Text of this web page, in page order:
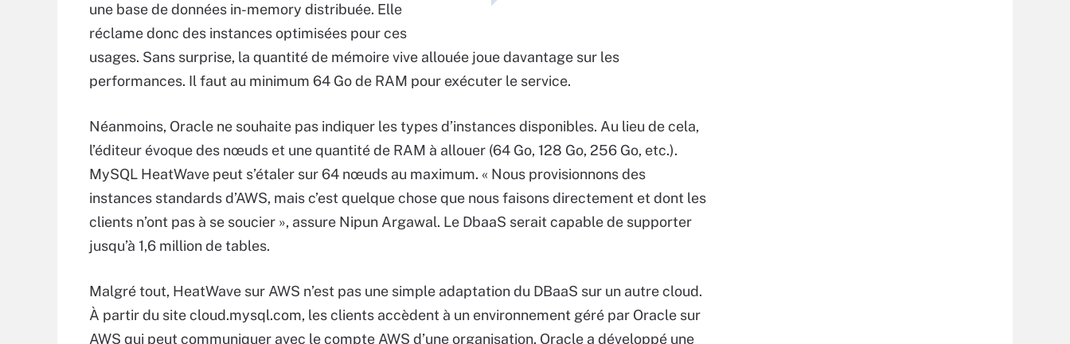
une base de données in-memory distribuée. Elle
réclame donc des instances optimisées pour ces
usages. Sans surprise, la quantité de mémoire vive allouée joue davantage sur les
performances. Il faut au minimum 64 Go de RAM pour exécuter le service.
Néanmoins, Oracle ne souhaite pas indiquer les types d’instances disponibles. Au lieu de cela,
l’éditeur évoque des nœuds et une quantité de RAM à allouer (64 Go, 128 Go, 256 Go, etc.).
MySQL HeatWave peut s’étaler sur 64 nœuds au maximum. « Nous provisionnons des
instances standards d’AWS, mais c’est quelque chose que nous faisons directement et dont les
clients n’ont pas à se soucier », assure Nipun Argawal. Le DbaaS serait capable de supporter
jusqu’à 1,6 million de tables.
Malgré tout, HeatWave sur AWS n’est pas une simple adaptation du DBaaS sur un autre cloud.
À partir du site cloud.mysql.com, les clients accèdent à un environnement géré par Oracle sur
AWS qui peut communiquer avec le compte AWS d’une organisation. Oracle a développé une